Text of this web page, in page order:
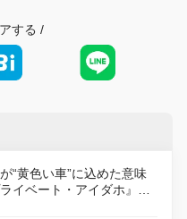
する /
“黄色い車”に込めた意味
イベート・アイダホ』が
版で復活